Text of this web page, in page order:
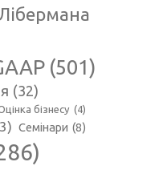
(501)
(32)
бізнесу (4)
Семінари (8)